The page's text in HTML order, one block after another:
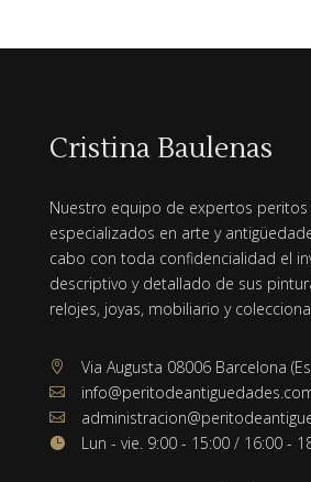
Cristina Baulenas
Nuestro equipo de expertos peritos
especializados en arte y
cabo con toda confidencialidad el
descriptivo y detallado de sus
relojes, joyas, mobiliario y
 Via Augusta 08006 Barcelona


 Lun - vie. 9:00 - 15:00 / 16:00 -